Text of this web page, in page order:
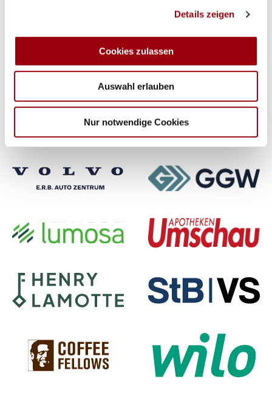
personalisieren, Funktionen für soziale Medien anbieten
soziale Medien, Werbung und Analysen weiter. Unsere
Partner führen diese Informationen möglicherweise mit
weiteren Daten zusammen, die Sie ihnen bereitgestellt
haben oder die sie im Rahmen Ihrer Nutzung der Dienste
Details zeigen
Cookies zulassen
Auswahl erlauben
Nur notwendige Cookies
Premium-Partner